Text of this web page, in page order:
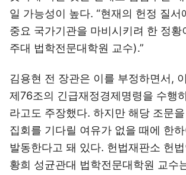
일 가능성이 높다. “현재의 헌정 질서
중요 국가기관을 마비시키려 한 정
주대 법학전문대학원 교수).”
김용현 전 장관은 이를 부정하면서,
제76조의 긴급재정경제명령을 수행
라고도 주장했다. 하지만 해당 조문을
집회를 기다릴 여유가 없을 때에 한하
발동한다고 돼 있다. 헌법재판소 헌
황희 성균관대 법학전문대학원 교수